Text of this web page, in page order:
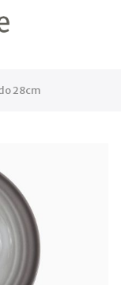
28cm